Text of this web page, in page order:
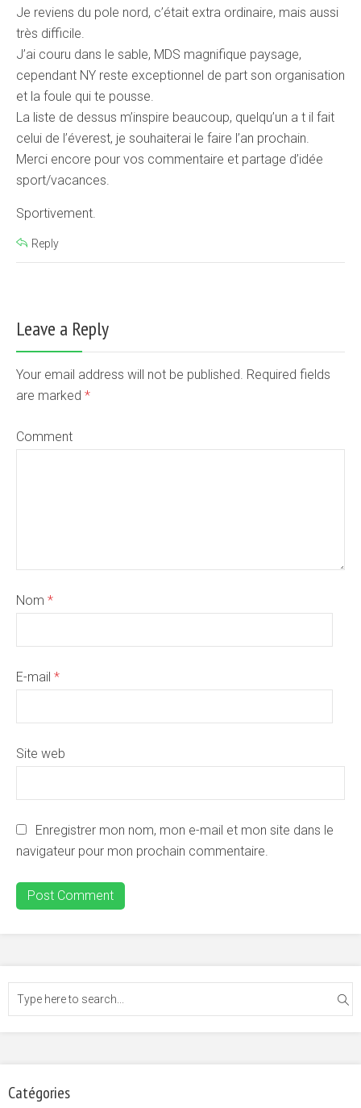
Je reviens du pole nord, c’était extra ordinaire, mais aussi
très difficile.
J’ai couru dans le sable, MDS magnifique paysage,
cependant NY reste exceptionnel de part son organisation
et la foule qui te pousse.
La liste de dessus m’inspire beaucoup, quelqu’un a t il fait
celui de l’éverest, je souhaiterai le faire l’an prochain.
Merci encore pour vos commentaire et partage d’idée
sport/vacances.
Sportivement.
Reply
Leave a Reply
Your email address will not be published. Required fields
are marked *
Comment
Nom *
E-mail *
Site web
Enregistrer mon nom, mon e-mail et mon site dans le
navigateur pour mon prochain commentaire.
Catégories